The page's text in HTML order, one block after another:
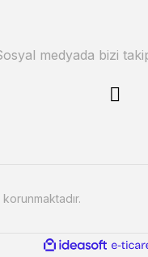
medyada bizi
ideasoft